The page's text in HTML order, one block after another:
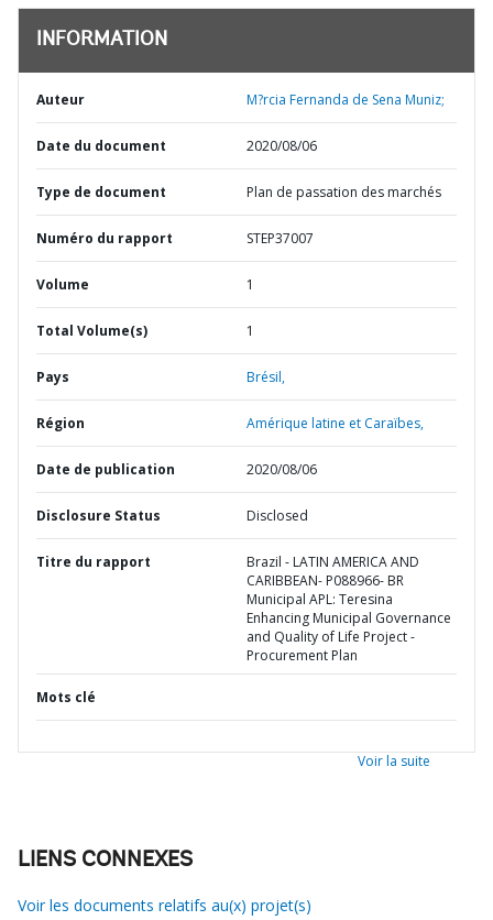
INFORMATION
Auteur M?rcia Fernanda de Sena Muniz;
Date du document 2020/08/06
Type de document Plan de passation des marchés
Numéro du rapport STEP37007
Volume 1
Total Volume(s) 1
Pays Brésil,
Région Amérique latine et Caraïbes,
Date de publication 2020/08/06
Disclosure Status Disclosed
Titre du rapport
Brazil - LATIN AMERICA AND
CARIBBEAN- P088966- BR
Municipal APL: Teresina
Enhancing Municipal Governance
and Quality of Life Project -
Procurement Plan
Mots clé
Voir la suite
LIENS CONNEXES
Voir les documents relatifs au(x) projet(s)